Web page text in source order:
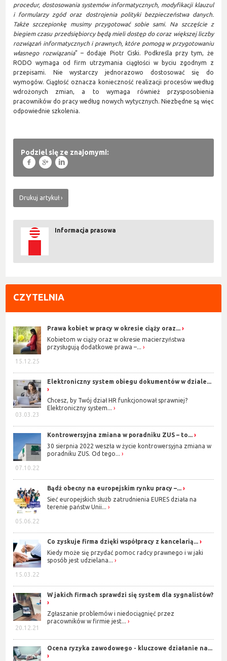
procedur, dostosowania systemów informatycznych, modyfikacji klauzul
i formularzy zgód oraz dostrojenia polityki bezpieczeństwa danych.
Także szczepionkę musimy przygotować sobie sami. Na szczęście z
biegiem czasu przedsiębiorcy będą mieli dostęp do coraz większej liczby
rozwiązań informatycznych i prawnych, które pomogą w przygotowaniu
własnego rozwiązania” – dodaje Piotr Ciski. Podkreśla przy tym, że
RODO wymaga od firm utrzymania ciągłości w byciu zgodnym z
przepisami. Nie wystarczy jednorazowo dostosować się do
wymogów. Ciągłość oznacza konieczność realizacji procesów według
wdrożonych zmian, a to wymaga również przysposobienia
pracowników do pracy według nowych wytycznych. Niezbędne są więc
odpowiednie szkolenia.
Podziel się ze znajomymi:
f g l
Drukuj artykuł
Informacja prasowa
CZYTELNIA
15.12.25
Prawa kobiet w pracy w okresie ciąży oraz...
Kobietom w ciąży oraz w okresie macierzyństwa
przysługują dodatkowe prawa –...
03.03.23
Elektroniczny system obiegu dokumentów w dziale...
Chcesz, by Twój dział HR funkcjonował sprawniej?
Elektroniczny system...
07.10.22
Kontrowersyjna zmiana w poradniku ZUS – to...
30 sierpnia 2022 weszła w życie kontrowersyjna zmiana w
poradniku ZUS. Od tego...
05.06.22
Bądź obecny na europejskim rynku pracy –...
Sieć europejskich służb zatrudnienia EURES działa na
terenie państw Unii...
15.03.22
Co zyskuje firma dzięki współpracy z kancelarią...
Kiedy może się przydać pomoc radcy prawnego i w jaki
sposób jest udzielana...
20.12.21
W jakich firmach sprawdzi się system dla sygnalistów?
Zgłaszanie problemów i niedociągnięć przez
pracowników w firmie jest...
Ocena ryzyka zawodowego - kluczowe działanie na...